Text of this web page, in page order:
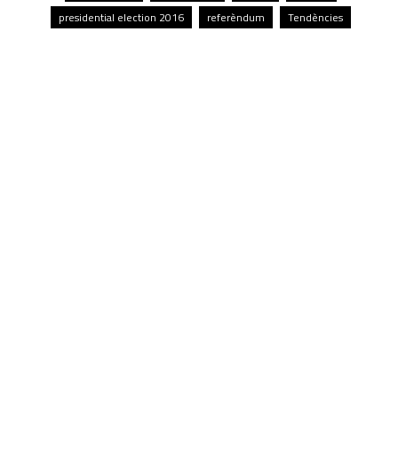
presidential election 2016
referèndum Tendències